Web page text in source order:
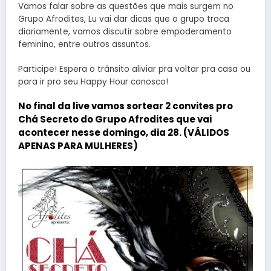
Vamos falar sobre as questões que mais surgem no
Grupo Afrodites, Lu vai dar dicas que o grupo troca
diariamente, vamos discutir sobre empoderamento
feminino, entre outros assuntos.
Participe! Espera o trânsito aliviar pra voltar pra casa ou
para ir pro seu Happy Hour conosco!
No final da live vamos sortear 2 convites pro
Chá Secreto do Grupo Afrodites que vai
acontecer nesse domingo, dia 28. (VÁLIDOS
APENAS PARA MULHERES)